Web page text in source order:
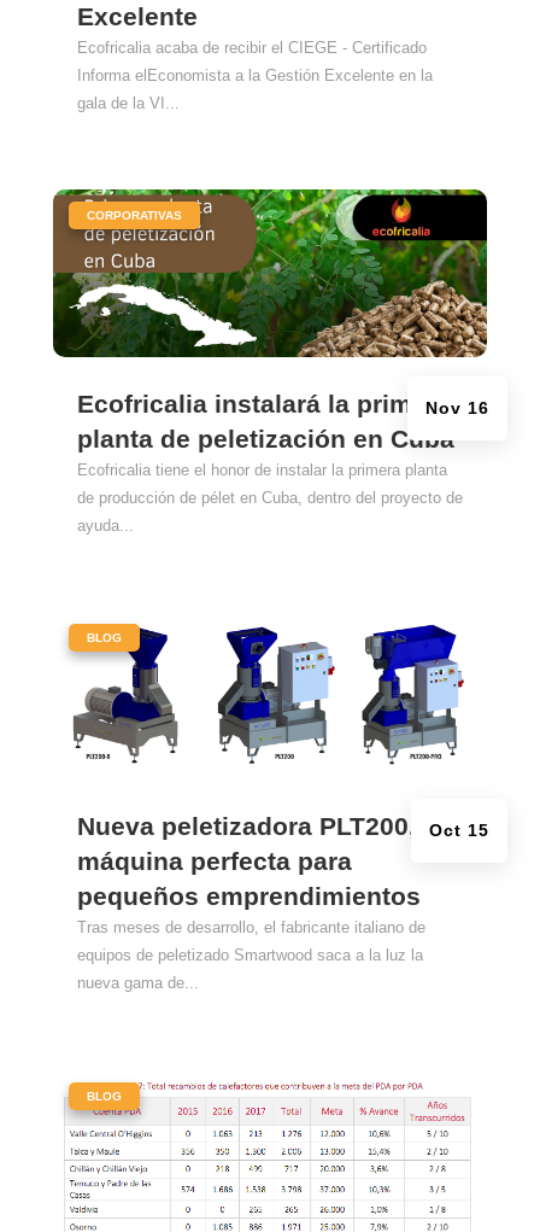
Excelente
Ecofricalia acaba de recibir el CIEGE - Certificado
Informa elEconomista a la Gestión Excelente en la
gala de la VI...
Ecofricalia instalará la primera
planta de peletización en Cuba
Nov 16
CORPORATIVAS
Ecofricalia tiene el honor de instalar la primera planta
de producción de pélet en Cuba, dentro del proyecto de
ayuda...
Nueva peletizadora PLT200, la
máquina perfecta para
pequeños emprendimientos
Oct 15
BLOG
Tras meses de desarrollo, el fabricante italiano de
equipos de peletizado Smartwood saca a la luz la
nueva gama de...
BLOG